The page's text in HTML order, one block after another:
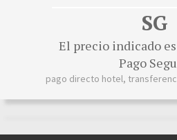
SG
El precio indicado
Pago
pago directo hotel,